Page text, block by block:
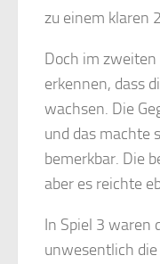
zu einem klaren
Doch im zweiten
erkennen, dass
wachsen. Die
und das machte
bemerkbar. Die
aber es reichte
In Spiel 3 waren
unwesentlich